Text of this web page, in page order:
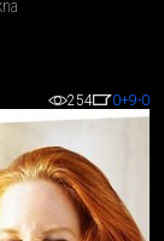
254 0+9-0